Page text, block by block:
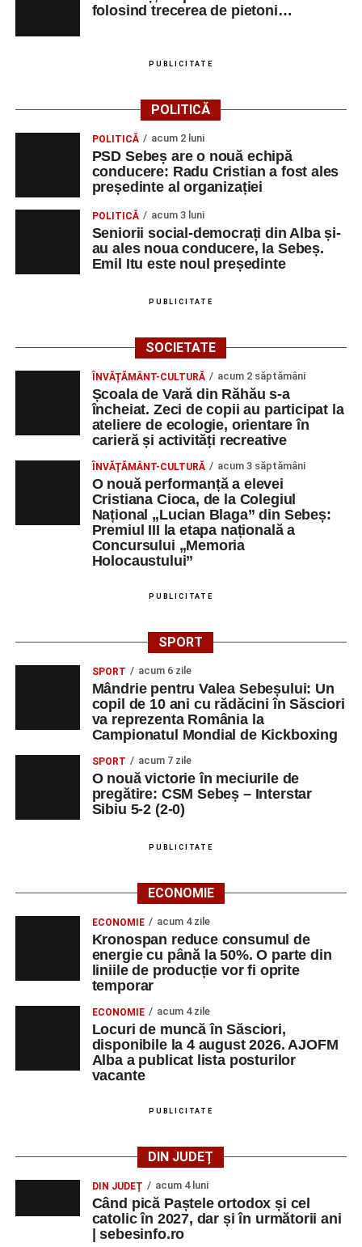
folosind trecerea de pietoni…
PUBLICITATE
POLITICĂ
POLITICĂ acum 2 luni
PSD Sebeș are o nouă echipă
conducere: Radu Cristian a fost ales
președinte al organizației
POLITICĂ acum 3 luni
Seniorii social-democrați din Alba și-
au ales noua conducere, la Sebeș.
Emil Itu este noul președinte
PUBLICITATE
SOCIETATE
ÎNVĂȚĂMÂNT-CULTURĂ acum 2 săptămâni
Școala de Vară din Răhău s-a
încheiat. Zeci de copii au participat la
ateliere de ecologie, orientare în
carieră și activități recreative
ÎNVĂȚĂMÂNT-CULTURĂ acum 3 săptămâni
O nouă performanță a elevei
Cristiana Cioca, de la Colegiul
Național „Lucian Blaga” din Sebeș:
Premiul III la etapa națională a
Concursului „Memoria
Holocaustului”
PUBLICITATE
SPORT
SPORT acum 6 zile
Mândrie pentru Valea Sebeșului: Un
copil de 10 ani cu rădăcini în Săsciori
va reprezenta România la
Campionatul Mondial de Kickboxing
SPORT acum 7 zile
O nouă victorie în meciurile de
pregătire: CSM Sebeș – Interstar
Sibiu 5-2 (2-0)
PUBLICITATE
ECONOMIE
ECONOMIE acum 4 zile
Kronospan reduce consumul de
energie cu până la 50%. O parte din
liniile de producție vor fi oprite
temporar
ECONOMIE acum 4 zile
Locuri de muncă în Săsciori,
disponibile la 4 august 2026. AJOFM
Alba a publicat lista posturilor
vacante
PUBLICITATE
DIN JUDEȚ
DIN JUDEȚ acum 4 luni
Când pică Paștele ortodox și cel
catolic în 2027, dar și în următorii ani
| sebesinfo.ro